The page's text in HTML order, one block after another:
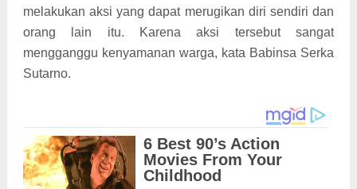
melakukan aksi yang dapat merugikan diri sendiri dan
orang lain itu. Karena aksi tersebut sangat
mengganggu kenyamanan warga, kata Babinsa Serka
Sutarno.